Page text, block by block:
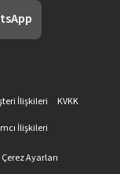
İlişkileri
KVKK
İlişkileri
Çerez Ayarları